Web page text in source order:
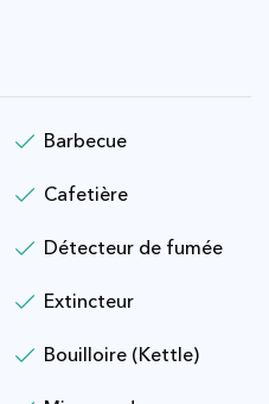
Barbecue
Cafetière
Détecteur de fumée
Extincteur
Bouilloire (Kettle)